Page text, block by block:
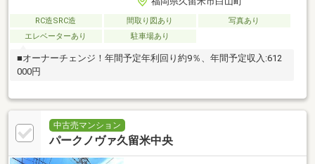
RC造SRC造 間取り図あり
写真あり
エレベーターあり
駐車場あり
■オーナーチェンジ！年間予定年利回り約9％、年間予定収入:612
000円
中古売マンション
パークノヴァ久留米中央